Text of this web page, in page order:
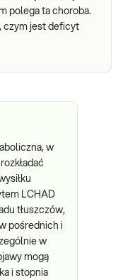
polega ta choroba.
czym jest deficyt
w
LCHAD
tłuszczów,
pośrednich i
w
mogą
i stopnia